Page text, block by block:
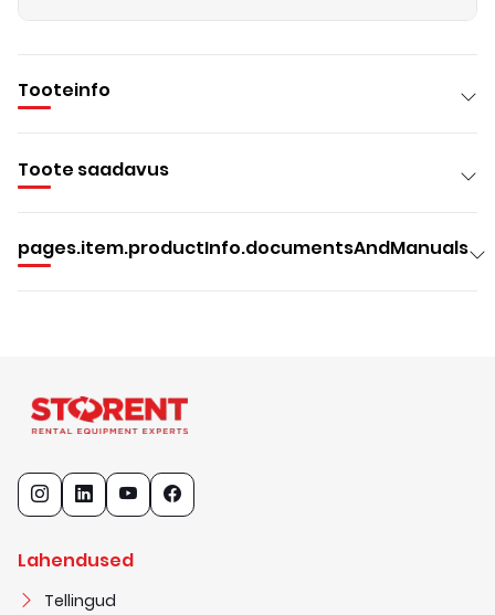
Tooteinfo
Toote saadavus
pages.item.productInfo.documentsAndManuals
Lahendused
Tellingud